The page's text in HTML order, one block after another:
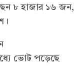
৮ হাজার ১৬ জন,
ভোট পড়েছে